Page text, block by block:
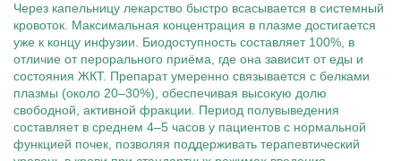
Через капельницу лекарство быстро всасывается в системный
кровоток. Максимальная концентрация в плазме достигается
уже к концу инфузии. Биодоступность составляет 100%, в
отличие от перорального приёма, где она зависит от еды и
состояния ЖКТ. Препарат умеренно связывается с белками
плазмы (около 20–30%), обеспечивая высокую долю
свободной, активной фракции. Период полувыведения
составляет в среднем 4–5 часов у пациентов с нормальной
функцией почек, позволяя поддерживать терапевтический